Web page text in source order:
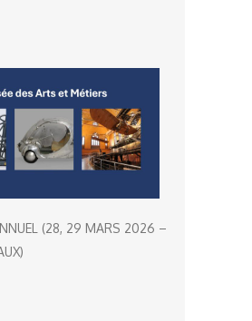
(28, 29 MARS 2026 –